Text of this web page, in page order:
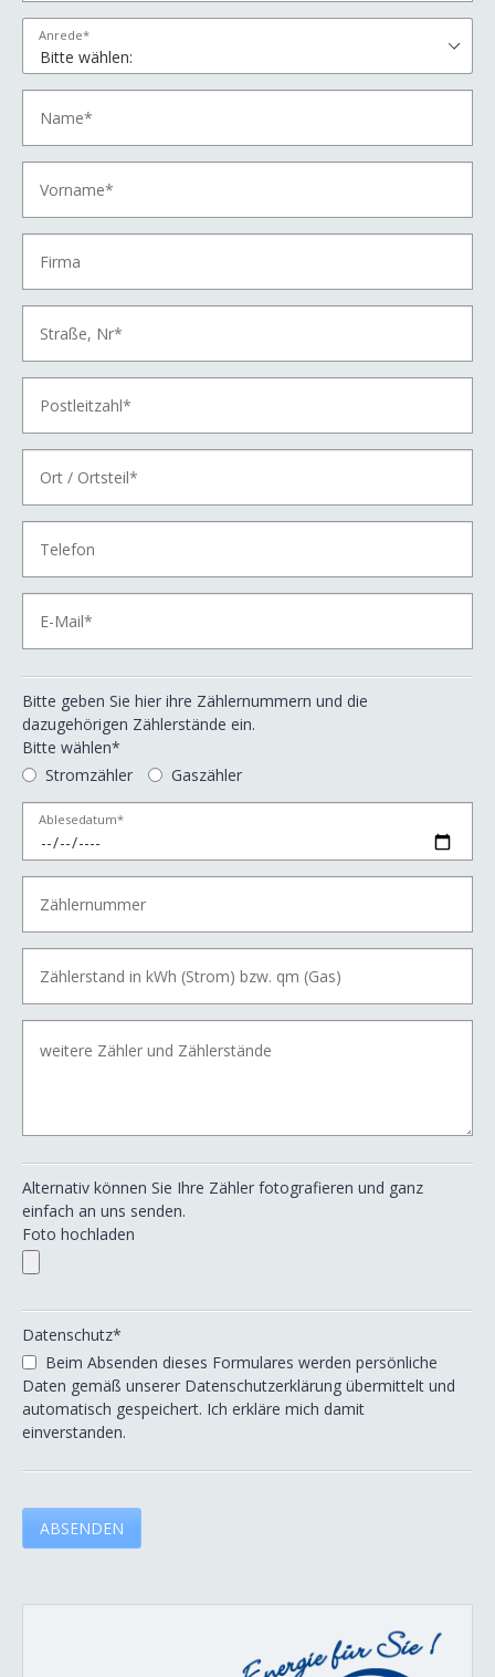
Wallbox-Installations-Check
Netzanschlussportal
Unternehmen
Internet
Gas
Anrede*
Bitte geben Sie hier ihre Zählernummern und die
dazugehörigen Zählerstände ein.
Bitte wählen*
Stromzähler
Gaszähler
Ablesedatum*
Alternativ können Sie Ihre Zähler fotografieren und ganz
einfach an uns senden.
Foto hochladen
Datenschutz*
Beim Absenden dieses Formulares werden persönliche
Daten gemäß unserer Datenschutzerklärung übermittelt und
automatisch gespeichert. Ich erkläre mich damit
einverstanden.